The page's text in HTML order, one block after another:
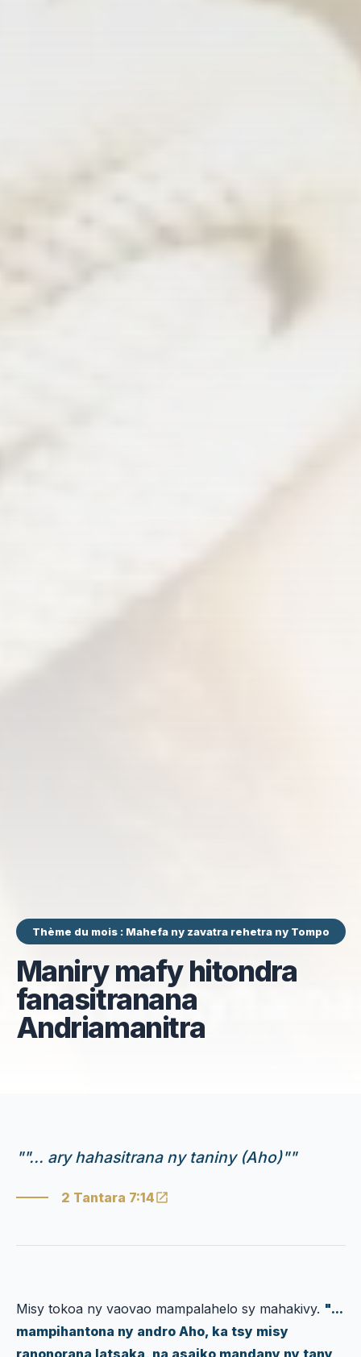
Thème du mois : Mahefa ny zavatra rehetra ny Tompo
Maniry mafy hitondra
fanasitranana
Andriamanitra
""... ary hahasitrana ny taniny (Aho)""
2 Tantara 7:14
Misy tokoa ny vaovao mampalahelo sy mahakivy. "...
mampihantona ny andro Aho, ka tsy misy
ranonorana latsaka, na asaiko mandany ny tany